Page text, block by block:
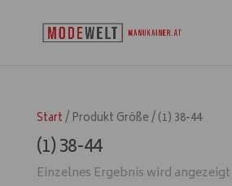
Start/ Produkt Größe / (1) 38-44
(1) 38-44
Einzelnes Ergebnis wird angezeigt